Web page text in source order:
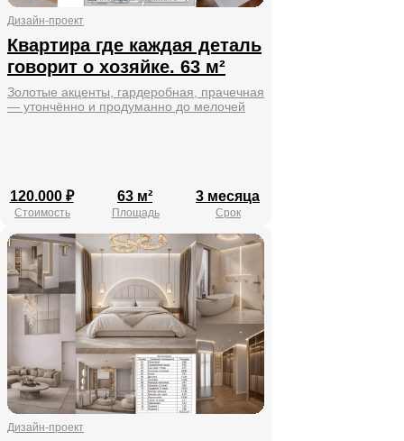
Квартира где каждая деталь
говорит о хозяйке. 63 м²
Дизайн-проект
Золотые акценты, гардеробная, прачечная
— утончённо и продуманно до мелочей
Срок
Стоимость
3 месяца
63 м²
120.000 ₽
Площадь
Дизайн-проект